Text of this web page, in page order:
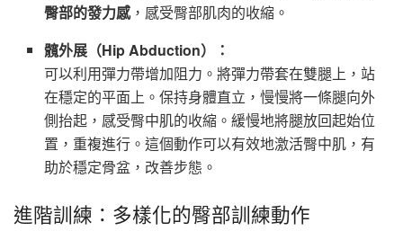
臀部的發力感，感受臀部肌肉的收縮。
髖外展（Hip Abduction）：
可以利用彈力帶增加阻力。將彈力帶套在雙腿上，站
在穩定的平面上。保持身體直立，慢慢將一條腿向外
側抬起，感受臀中肌的收縮。緩慢地將腿放回起始位
置，重複進行。這個動作可以有效地激活臀中肌，有
助於穩定骨盆，改善步態。
進階訓練：多樣化的臀部訓練動作